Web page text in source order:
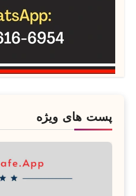
پست های ویژه